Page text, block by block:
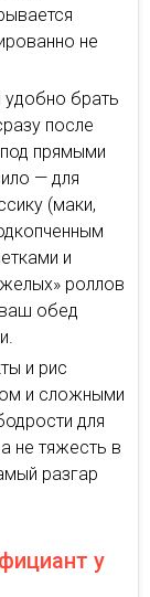
не
удобно брать
после
прямыми
— для
(маки,
и
роллов
обед
и рис
и сложными
для
не тяжесть в
разгар
у